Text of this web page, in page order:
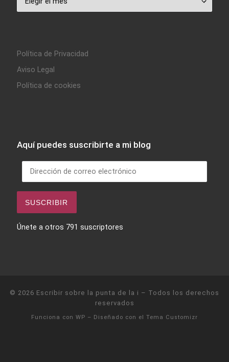
Política de Privacidad
Aviso Legal
Política de cookies
Aquí puedes suscribirte a mi blog
Dirección de correo electrónico
SUSCRIBIR
Únete a otros 791 suscriptores
© 2026 Escribir sobre la punta de la i – Todos los derechos
reservados
Funciona con WP – Diseñado con el Tema Customizr